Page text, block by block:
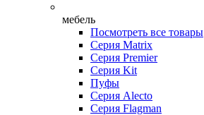
мебель
Посмотреть все товары
Серия Matrix
Серия Premier
Серия Kit
Пуфы
Серия Alecto
Серия Flagman